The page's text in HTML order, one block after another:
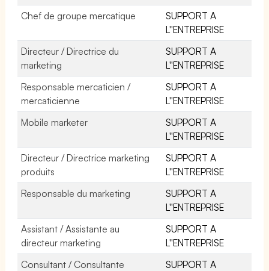
Chef de groupe mercatique
SUPPORT A
L''ENTREPRISE
Directeur / Directrice du
marketing
SUPPORT A
L''ENTREPRISE
Responsable mercaticien /
mercaticienne
SUPPORT A
L''ENTREPRISE
Mobile marketer
SUPPORT A
L''ENTREPRISE
Directeur / Directrice marketing
produits
SUPPORT A
L''ENTREPRISE
Responsable du marketing
SUPPORT A
L''ENTREPRISE
Assistant / Assistante au
directeur marketing
SUPPORT A
L''ENTREPRISE
Consultant / Consultante
SUPPORT A